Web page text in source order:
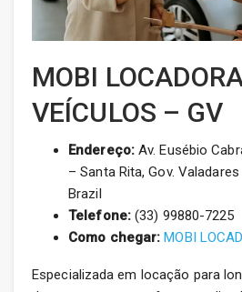
MOBI
VEÍCULOS – GV
Endereço:Av. Eusébio
– Santa Rita, Gov.
Brazil
Telefone:(33) 99880-7225
Como chegar: MOBI
Especializada em locação para